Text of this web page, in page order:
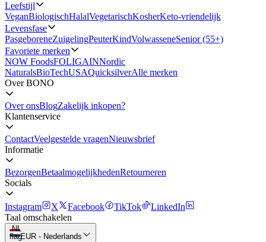
Leefstijl
VeganBiologischHalalVegetarischKosherKeto-vriendelijk
Levensfase
PasgeboreneZuigelingPeuterKindVolwasseneSenior (55+)
Favoriete merken
NOW FoodsFOLIGAINNordic
NaturalsBioTechUSAQuicksilverAlle merken
Over BONO
Over onsBlogZakelijk inkopen?
Klantenservice
ContactVeelgestelde vragenNieuwsbrief
Informatie
BezorgenBetaalmogelijkhedenRetourneren
Socials
Instagram X Facebook TikTok
LinkedIn
Taal omschakelen
NL
flagEUR- Nederlands